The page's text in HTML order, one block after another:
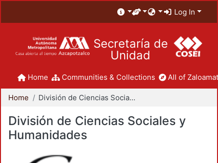
Log In
Secretaría de
Unidad
Home Communities & Collections All of
Home División de Ciencias Sociales y Humanidades
División de Ciencias Sociales y
Humanidades